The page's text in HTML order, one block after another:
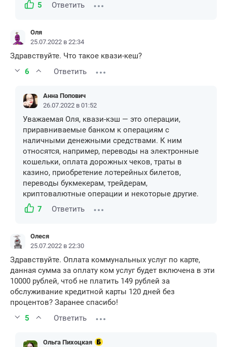
5
Ответить
Оля
25.07.2022 в 22:34
Здравствуйте. Что такое квази-кеш?
6
Ответить
Анна Попович
26.07.2022 в 01:52
Уважаемая Оля, квази-кэш — это операции,
приравниваемые банком к операциям с
наличными денежными средствами. К ним
относятся, например, переводы на электронные
кошельки, оплата дорожных чеков, траты в
казино, приобретение лотерейных билетов,
переводы букмекерам, трейдерам,
криптовалютные операции и некоторые другие.
7
Ответить
Олеся
25.07.2022 в 22:30
Здравствуйте. Оплата коммунальных услуг по карте,
данная сумма за оплату ком услуг будет включена в эти
10000 рублей, чтоб не платить 149 рублей за
обслуживание кредитной карты 120 дней без
процентов? Заранее спасибо!
5
Ответить
Ольга Пихоцкая